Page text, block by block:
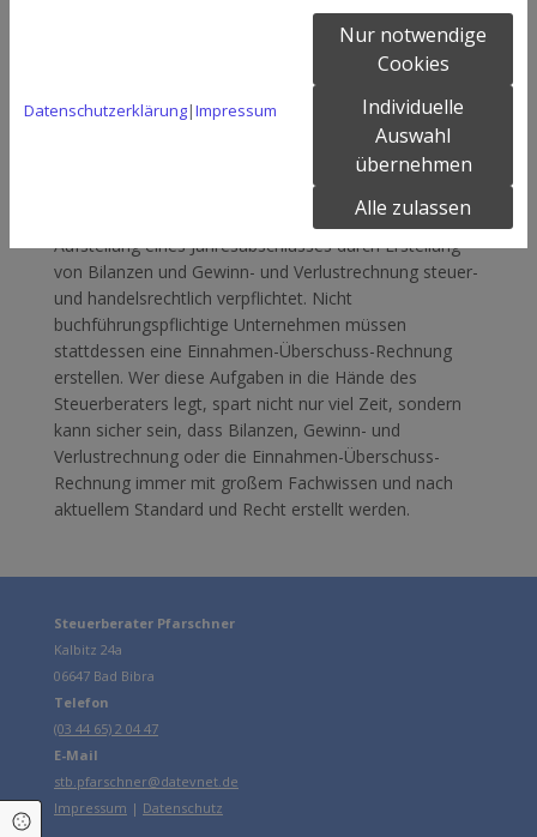
bedient sich zur Erstellung der Lohnbuchhaltung stets
aktueller DATEV-Software-Lösungen und stellt so
sicher, dass alle Änderungen des Gesetzgebers sofort
berücksichtigt werden.
Gewinnermittlung und Bilanzen
Buchführungspflichtige Unternehmen sind zur
Aufstellung eines Jahresabschlusses durch Erstellung
von Bilanzen und Gewinn- und Verlustrechnung steuer-
und handelsrechtlich verpflichtet. Nicht
buchführungspflichtige Unternehmen müssen
stattdessen eine Einnahmen-Überschuss-Rechnung
erstellen. Wer diese Aufgaben in die Hände des
Steuerberaters legt, spart nicht nur viel Zeit, sondern
kann sicher sein, dass Bilanzen, Gewinn- und
Verlustrechnung oder die Einnahmen-Überschuss-
Rechnung immer mit großem Fachwissen und nach
aktuellem Standard und Recht erstellt werden.
Steuerberater Pfarschner
Kalbitz 24a
06647 Bad Bibra
Telefon
(03 44 65) 2 04 47
E-Mail
stb.pfarschner@datevnet.de
Impressum | Datenschutz
Cookie Einstellungen
Datenschutzerklärung|Impressum
Nur notwendige
Cookies
Individuelle
Auswahl
übernehmen
Alle zulassen